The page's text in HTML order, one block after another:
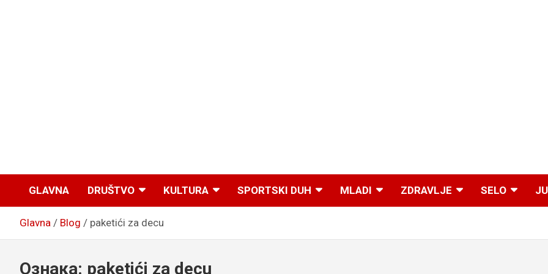
GLAVNA DRUŠTVO KULTURA SPORTSKI DUH MLADI ZDRAVLJE SELO
Glavna Blog paketići za decu
Ознака: paketići za decu